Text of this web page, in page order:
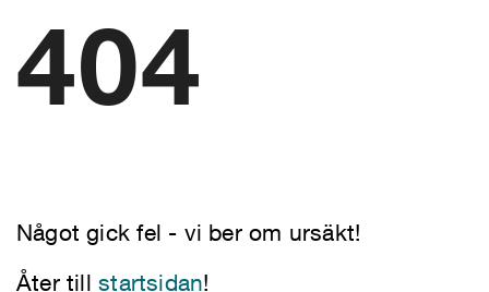
404
Något gick fel - vi ber om ursäkt!
Åter tillstartsidan!